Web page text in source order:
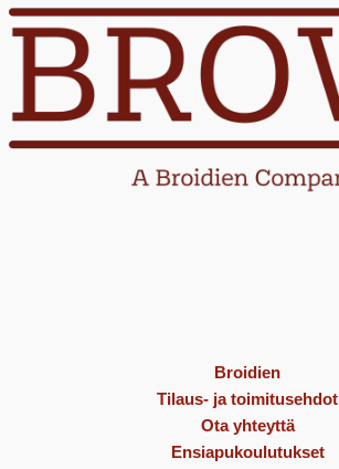
Broidien
Tilaus- ja toimitusehdot
Ota yhteyttä
Ensiapukoulutukset